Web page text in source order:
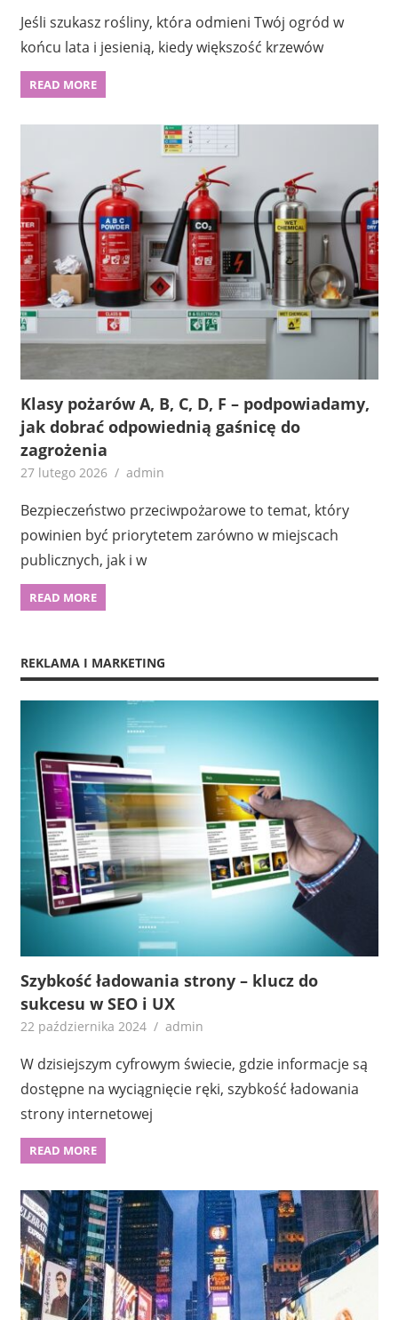
Jeśli szukasz rośliny, która odmieni Twój ogród w
końcu lata i jesienią, kiedy większość krzewów
READ MORE
Klasy pożarów A, B, C, D, F – podpowiadamy,
jak dobrać odpowiednią gaśnicę do
zagrożenia
27 lutego 2026 admin
Bezpieczeństwo przeciwpożarowe to temat, który
powinien być priorytetem zarówno w miejscach
publicznych, jak i w
READ MORE
REKLAMA I MARKETING
Szybkość ładowania strony – klucz do
sukcesu w SEO i UX
22 października 2024 admin
W dzisiejszym cyfrowym świecie, gdzie informacje są
dostępne na wyciągnięcie ręki, szybkość ładowania
strony internetowej
READ MORE